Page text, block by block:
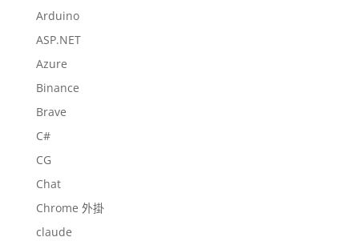
Arduino
ASP.NET
Azure
Binance
Brave
C#
CG
Chat
Chrome 外掛
claude